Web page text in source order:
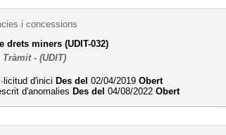
i concessions
drets miners (UDIT-032)
- (UDIT)
d'inici Des del 02/04/2019Obert
d'anomalies Des del 04/08/2022Obert